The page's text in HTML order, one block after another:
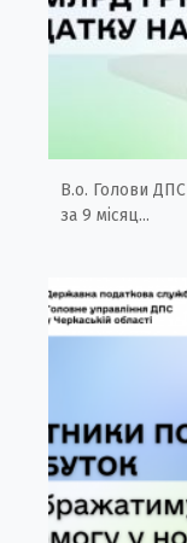
В.о. Голови ДПС
за 9 місяц...